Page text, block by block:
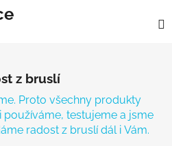
z bruslí
Proto všechny produkty
používáme, testujeme a jsme
radost z bruslí dál i Vám.